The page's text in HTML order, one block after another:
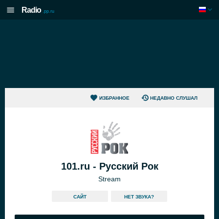
Radio .pp.ru
ИЗБРАННОЕ НЕДАВНО СЛУШАЛ
101.ru - Русский Рок
Stream
САЙТ HЕТ ЗВУКА?